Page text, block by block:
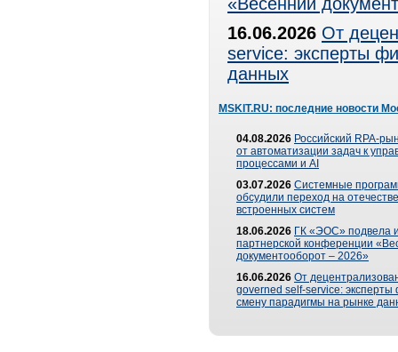
16.06.2026 От
service: эксперты
данных
MSKIT.RU: последние новости
04.08.2026 Российский RPA-
от автоматизации задач к
процессами и AI
03.07.2026 Системные
обсудили переход на
встроенных систем
18.06.2026 ГК «ЭОС» подвела
партнерской конференции
документооборот – 2026»
16.06.2026 От
governed self-service: эксперты
смену парадигмы на рынке